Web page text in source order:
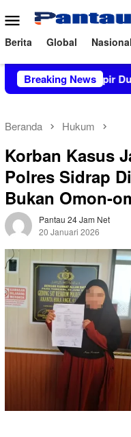
ke
konten
Menu
Mobile
Berita Global Nasional
Breaking News
Hampir Dua Bulan
Beranda Hukum
Korban Kasus
Polres Sidrap
Bukan Omon-
Pantau 24 Jam Net
20 Januari 2026